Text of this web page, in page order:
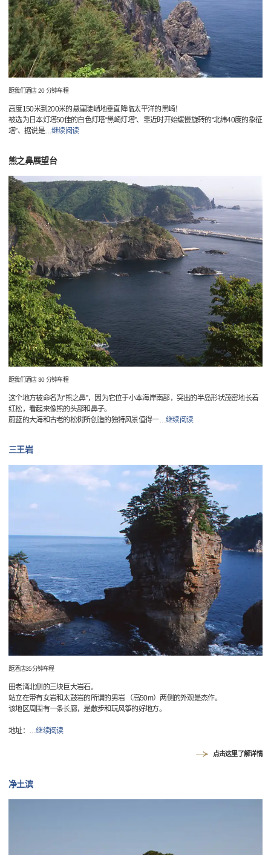
距我们酒店 20 分钟车程
高度150米到200米的悬崖陡峭地垂直降临太平洋的黑崎！
被选为日本灯塔50佳的白色灯塔“黑崎灯塔”、靠近时开始缓慢旋转的“北纬40度的象征
塔”、据说是…继续阅读
熊之鼻展望台
距我们酒店 30 分钟车程
这个地方被命名为“熊之鼻”，因为它位于小本海岸南部，突出的半岛形状茂密地长着
红松，看起来像熊的头部和鼻子。
蔚蓝的大海和古老的松树所创造的独特风景值得一…继续阅读
三王岩
距酒店35分钟车程
田老湾北侧的三块巨大岩石。
站立在带有女岩和太鼓岩的所谓的男岩 （高50m）两侧的外观是杰作。
该地区周围有一条长廊，是散步和玩风筝的好地方。
地址： …继续阅读
点击这里了解详情
净土滨